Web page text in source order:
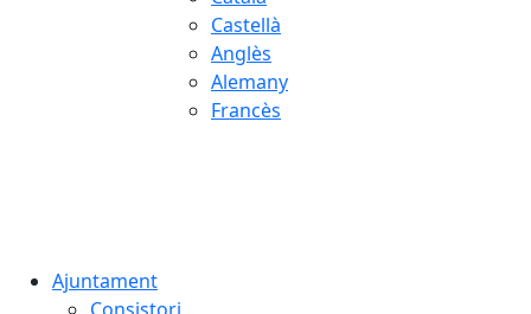
Castellà
Anglès
Alemany
Francès
Ajuntament